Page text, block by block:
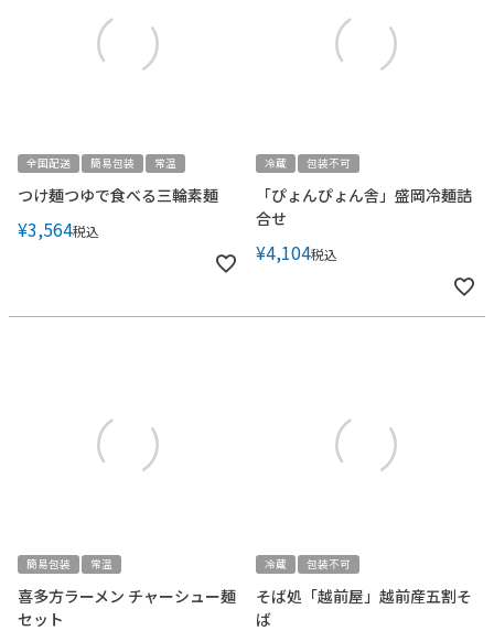
全国配送 簡易包装 常温
つけ麺つゆで食べる三輪素麺
¥3,564税込
冷蔵 包装不可
「ぴょんぴょん舎」盛岡冷麺詰
合せ
¥4,104税込
簡易包装 常温
喜多方ラーメン チャーシュー麺
セット
冷蔵 包装不可
そば処「越前屋」越前産五割そ
ば